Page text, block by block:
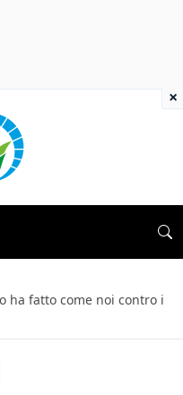
ha fatto come noi contro i
×